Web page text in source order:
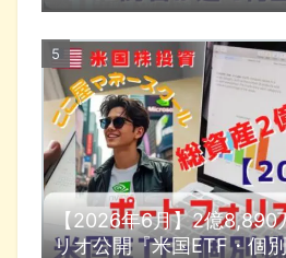
【2026年6月】2億8,890
リオ公開『米国ETF・個